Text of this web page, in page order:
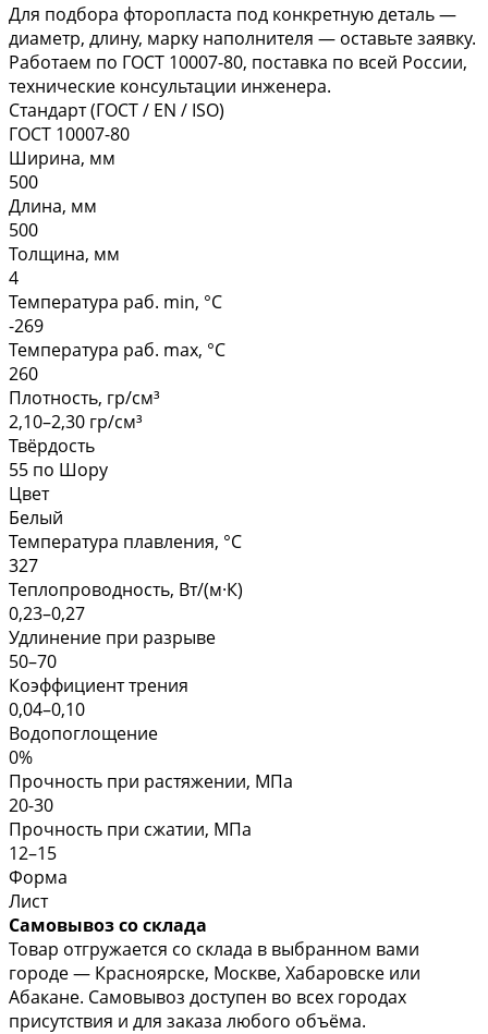
Для подбора фторопласта под конкретную деталь —
диаметр, длину, марку наполнителя — оставьте заявку.
Работаем по ГОСТ 10007-80, поставка по всей России,
технические консультации инженера.
Стандарт (ГОСТ / EN / ISO)
ГОСТ 10007-80
Ширина, мм
500
Длина, мм
500
Толщина, мм
4
Температура раб. min, °C
-269
Температура раб. max, °C
260
Плотность, гр/см³
2,10–2,30 гр/см³
Твёрдость
55 по Шору
Цвет
Белый
Температура плавления, °С
327
Теплопроводность, Вт/(м·К)
0,23–0,27
Удлинение при разрыве
50–70
Коэффициент трения
0,04–0,10
Водопоглощение
0%
Прочность при растяжении, МПа
20-30
Прочность при сжатии, МПа
12–15
Форма
Лист
Самовывоз со склада
Товар отгружается со склада в выбранном вами
городе — Красноярске, Москве, Хабаровске или
Абакане. Самовывоз доступен во всех городах
присутствия и для заказа любого объёма.